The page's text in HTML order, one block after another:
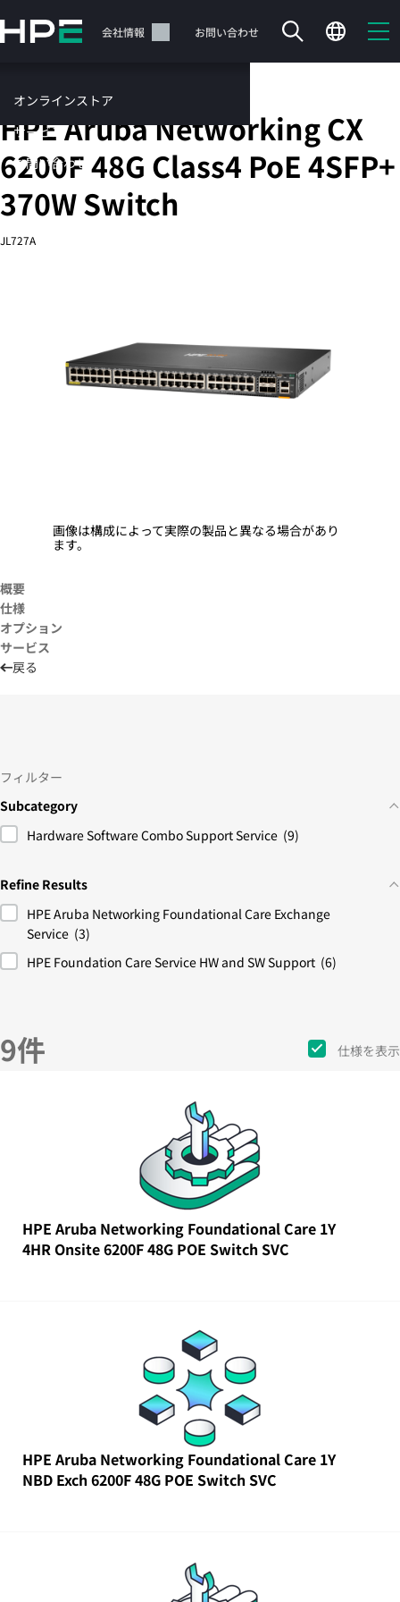
イ
テ
ツ
ス
ッ
サポート 会社情報 お問い合わせ
オンラインストア
サービス
お問い合わせ
今すぐ購入
固定ポートL3管理型Ethernetスイッチ
HPE Aruba Networking CX
6200F 48G Class4 PoE 4SFP+
370W Switch
JL727A
画像は構成によって実際の製品と異なる場合があり
ます。
概要
仕様
オプション
サービス
戻る
フィルター
Subcategory
Hardware Software Combo Support Service (9)
Refine Results
HPE Aruba Networking Foundational Care Exchange
Service (3)
HPE Foundation Care Service HW and SW Support (6)
9件 仕様を表示
HPE Aruba Networking Foundational Care 1Y
4HR Onsite 6200F 48G POE Switch SVC
HPE Aruba Networking Foundational Care 1Y
NBD Exch 6200F 48G POE Switch SVC